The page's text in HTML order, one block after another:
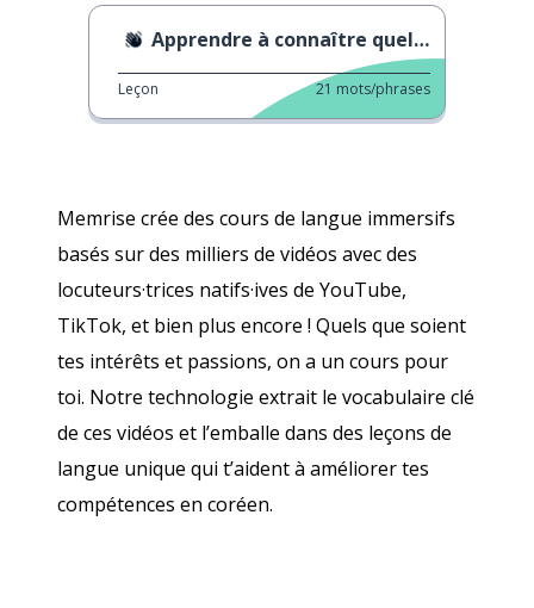
Memrise crée des cours de langue immersifs
basés sur des milliers de vidéos avec des
locuteurs·trices natifs·ives de YouTube,
TikTok, et bien plus encore ! Quels que soient
tes intérêts et passions, on a un cours pour
toi. Notre technologie extrait le vocabulaire clé
de ces vidéos et l’emballe dans des leçons de
langue unique qui t’aident à améliorer tes
compétences en coréen.
Apprendre à connaître quelqu'un
Leçon 21 mots/phrases